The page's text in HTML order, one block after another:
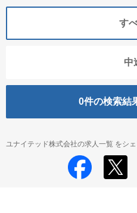
す
中
0件の検索結
ユナイテッド株式会社の求人一覧 をシ